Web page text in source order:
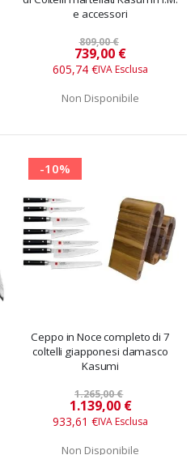
e accessori
809,00 €
Prezzo
speciale
739,00 €
605,74 €
Non Disponibile
-10%
Ceppo in Noce completo di 7
coltelli giapponesi damasco
Kasumi
1.265,00 €
Prezzo
speciale
1.139,00 €
933,61 €
Non Disponibile